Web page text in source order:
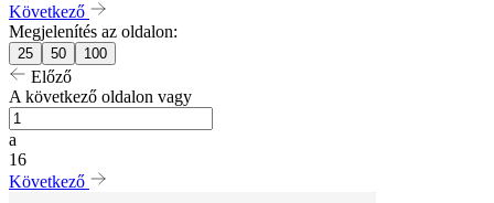
Következő
Megjelenítés az oldalon:
25 50 100
Előző
A következő oldalon vagy
a
16
Következő